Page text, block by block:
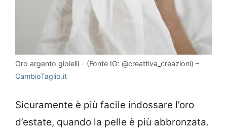
Oro argento gioielli – (Fonte IG: @creattiva_creazioni) –
CambioTaglio.it
Sicuramente è più facile indossare l’oro
d’estate, quando la pelle è più abbronzata.